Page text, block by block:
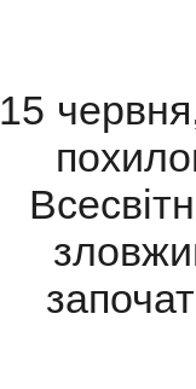
15